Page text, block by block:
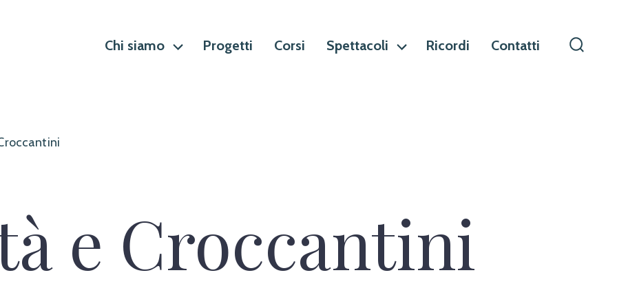
Chi siamo Progetti Corsi Spettacoli Ricordi Contatti
e Croccantini